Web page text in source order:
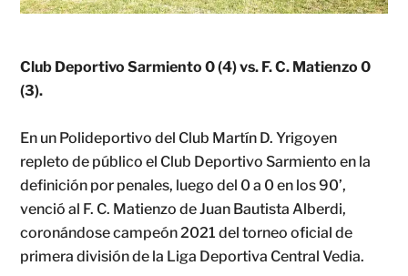
Club Deportivo Sarmiento 0 (4) vs. F. C. Matienzo 0
(3).
En un Polideportivo del Club Martín D. Yrigoyen
repleto de público el Club Deportivo Sarmiento en la
definición por penales, luego del 0 a 0 en los 90’,
venció al F. C. Matienzo de Juan Bautista Alberdi,
coronándose campeón 2021 del torneo oficial de
primera división de la Liga Deportiva Central Vedia.